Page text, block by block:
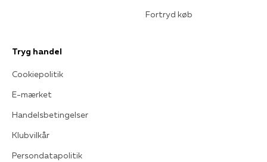
Fortryd køb
Tryg handel
Cookiepolitik
E-mærket
Handelsbetingelser
Klubvilkår
Persondatapolitik